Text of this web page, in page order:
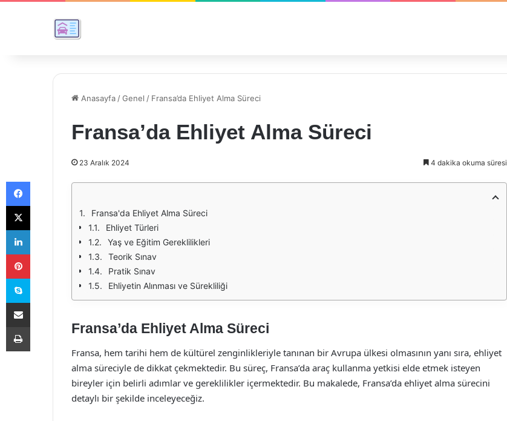
Anasayfa /Genel / Fransa’da Ehliyet Alma Süreci
Fransa’da Ehliyet Alma Süreci
23 Aralık 2024 4 dakika okuma süresi
Fransa'da Ehliyet Alma Süreci
Ehliyet Türleri
Yaş ve Eğitim Gereklilikleri
Teorik Sınav
Pratik Sınav
Ehliyetin Alınması ve Sürekliliği
Fransa’da Ehliyet Alma Süreci
Fransa, hem tarihi hem de kültürel zenginlikleriyle tanınan bir Avrupa ülkesi olmasının yanı sıra, ehliyet
alma süreciyle de dikkat çekmektedir. Bu süreç, Fransa’da araç kullanma yetkisi elde etmek isteyen
bireyler için belirli adımlar ve gereklilikler içermektedir. Bu makalede, Fransa’da ehliyet alma sürecini
detaylı bir şekilde inceleyeceğiz.
Facebook
X
LinkedIn
Pinterest
Skype
E-Posta ile paylaş